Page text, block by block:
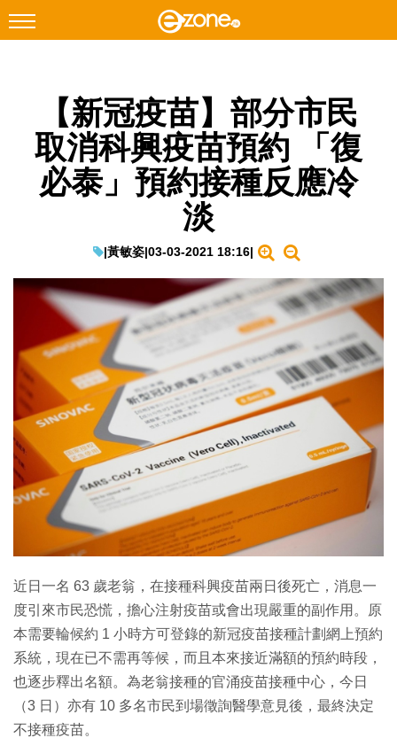
Facebook Instagram
科技焦點
網絡生活
EduTech
IT Times
生成式AI與雲端應用
Enterprise Digital Transformation
特集
【新冠疫苗】部分市民
取消科興疫苗預約 「復
必泰」預約接種反應冷
淡
|黃敏姿|03-03-2021 18:16|
近日一名 63 歲老翁，在接種科興疫苗兩日後死亡，消息一
度引來市民恐慌，擔心注射疫苗或會出現嚴重的副作用。原
本需要輪候約 1 小時方可登錄的新冠疫苗接種計劃網上預約
系統，現在已不需再等候，而且本來接近滿額的預約時段，
也逐步釋出名額。為老翁接種的官涌疫苗接種中心，今日
（3 日）亦有 10 多名市民到場徵詢醫學意見後，最終決定
不接種疫苗。